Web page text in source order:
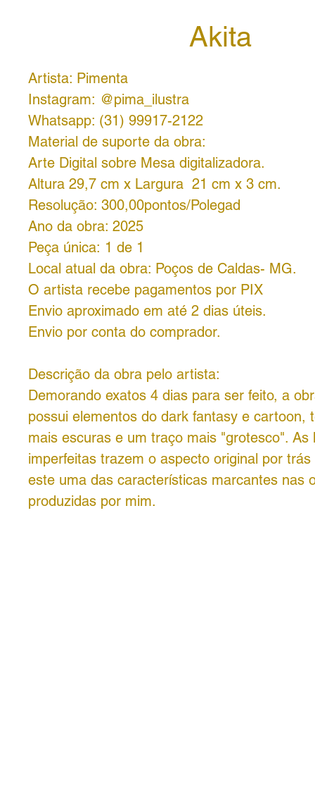
Akita
Artista: Pimenta
Instagram: @pima_ilustra
Whatsapp: (31) 99917-2122
Material de suporte da obra:
Arte Digital sobre Mesa digitalizadora.
Altura 29,7 cm x Largura 21 cm x 3 cm.
Resolução: 300,00pontos/Polegad
Ano da obra: 2025
Peça única: 1 de 1
Local atual da obra: Poços de Caldas- MG.
O artista recebe pagamentos por PIX
Envio aproximado em até 2 dias úteis.
Envio por conta do comprador.
Descrição da obra pelo artista:
Demorando exatos 4 dias para ser feito, a
possui elementos do dark fantasy e cartoon,
mais escuras e um traço mais "grotesco". As
imperfeitas trazem o aspecto original por
este uma das características marcantes nas
produzidas por mim.